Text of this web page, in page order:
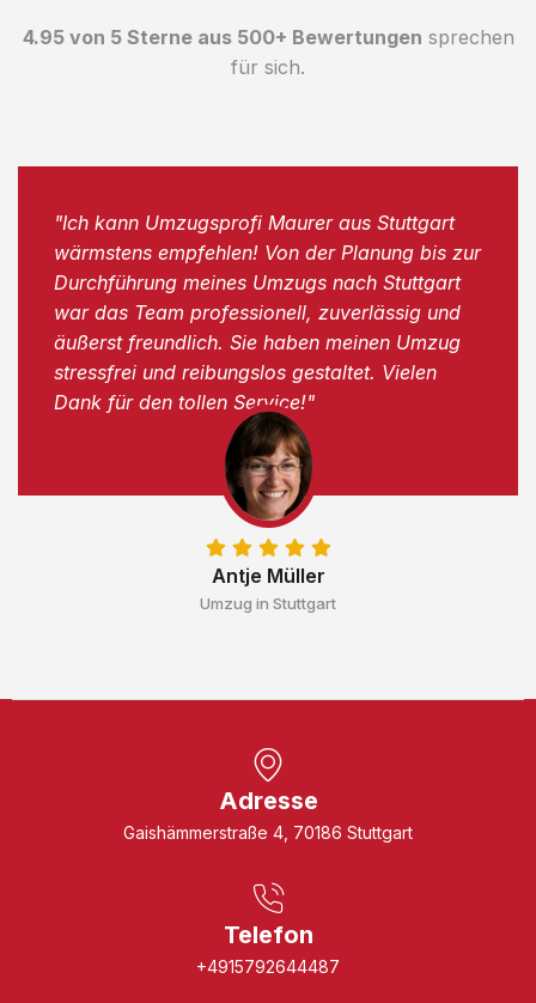
4.95 von 5 Sterne aus 500+ Bewertungen sprechen
für sich.
Antje Müller
Umzug in Stuttgart
"Ich kann Umzugsprofi Maurer aus Stuttgart
wärmstens empfehlen! Von der Planung bis zur
Durchführung meines Umzugs nach Stuttgart
war das Team professionell, zuverlässig und
äußerst freundlich. Sie haben meinen Umzug
stressfrei und reibungslos gestaltet. Vielen
Dank für den tollen Service!"
Adresse
Gaishämmerstraße 4, 70186 Stuttgart
Telefon
+4915792644487